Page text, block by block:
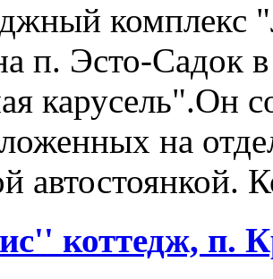
комплекс
п. Эсто-Садок
карусель".Он
на
автостоянкой.
коттедж, п.